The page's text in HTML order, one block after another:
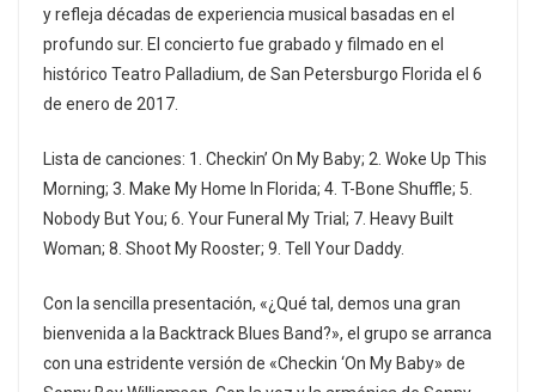
y refleja décadas de experiencia musical basadas en el
profundo sur. El concierto fue grabado y filmado en el
histórico Teatro Palladium, de San Petersburgo Florida el 6
de enero de 2017.
Lista de canciones: 1. Checkin’ On My Baby; 2. Woke Up This
Morning; 3. Make My Home In Florida; 4. T-Bone Shuffle; 5.
Nobody But You; 6. Your Funeral My Trial; 7. Heavy Built
Woman; 8. Shoot My Rooster; 9. Tell Your Daddy.
Con la sencilla presentación, «¿Qué tal, demos una gran
bienvenida a la Backtrack Blues Band?», el grupo se arranca
con una estridente versión de «Checkin ‘On My Baby» de